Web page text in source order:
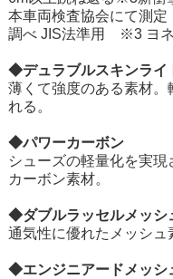
本車両検査協会にて測
調べ JIS法準用 ※3 ヨネ
◆デュラブルスキンライ
薄くて強度のある素材
れる。
◆パワーカーボン
シューズの軽量化を実
カーボン素材。
◆ダブルラッセルメッシ
通気性に優れたメッシュ
◆エンジニアードメッシ